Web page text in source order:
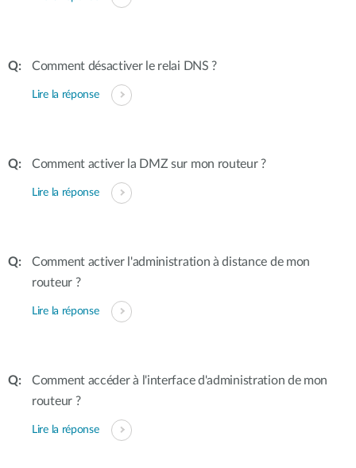
Comment désactiver le relai DNS ?
Lire la réponse
Comment activer la DMZ sur mon routeur ?
Lire la réponse
Comment activer l'administration à distance de mon
routeur ?
Lire la réponse
Comment accéder à l'interface d'administration de mon
routeur ?
Lire la réponse